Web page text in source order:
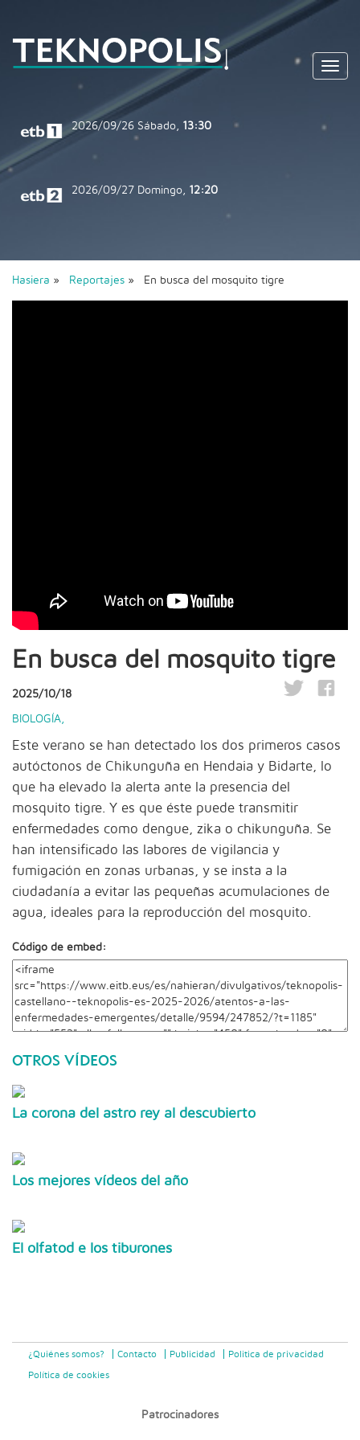
2026/09/26 Sábado, 13:30
2026/09/27 Domingo, 12:20
Hasiera » Reportajes » En busca del mosquito tigre
En busca del mosquito tigre
2025/10/18
BIOLOGÍA
Este verano se han detectado los dos primeros casos
autóctonos de Chikunguña en Hendaia y Bidarte, lo
que ha elevado la alerta ante la presencia del
mosquito tigre. Y es que éste puede transmitir
enfermedades como dengue, zika o chikunguña. Se
han intensificado las labores de vigilancia y
fumigación en zonas urbanas, y se insta a la
ciudadanía a evitar las pequeñas acumulaciones de
agua, ideales para la reproducción del mosquito.
Código de embed:
OTROS VÍDEOS
La corona del astro rey al descubierto
Los mejores vídeos del año
El olfatod e los tiburones
¿Quiénes somos? Contacto Publicidad Politica de privacidad
Política de cookies
Patrocinadores